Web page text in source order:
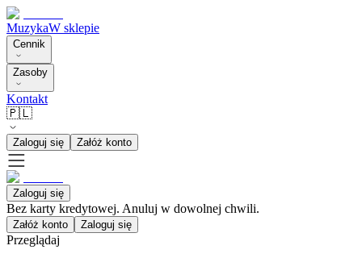
MuzykaW sklepie
Cennik
Zasoby
Kontakt
🇵🇱
Zaloguj się Załóż konto
Zaloguj się
Bez karty kredytowej. Anuluj w dowolnej chwili.
Załóż konto Zaloguj się
Przeglądaj